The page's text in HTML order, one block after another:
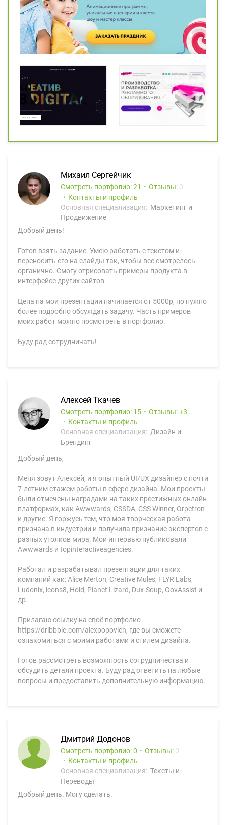
Михаил Сергейчик
Смотреть портфолио: 21 Отзывы: 0
Контакты и профиль
Основная специализация: Маркетинг и
Продвижение
Добрый день!
Готов взять задание. Умею работать с текстом и
переносить его на слайды так, чтобы все смотрелось
органично. Смогу отрисовать примеры продукта в
интерфейсе других сайтов.
Цена на мои презентации начинается от 5000р, но нужно
более подробно обсуждать задачу. Часть примеров
моих работ можно посмотреть в портфолио.
Буду рад сотрудничать!
Алексей Ткачев
Смотреть портфолио: 15 Отзывы:
3
Контакты и профиль
Основная специализация: Дизайн и
Брендинг
Добрый день,
Меня зовут Алексей, и я опытный UI/UX дизайнер с почти
7-летним стажем работы в сфере дизайна. Мои проекты
были отмечены наградами на таких престижных онлайн
платформах, как Awwwards, CSSDA, CSS Winner, Orpetron
и другие. Я горжусь тем, что моя творческая работа
признана в индустрии и получила признание экспертов с
разных уголков мира. Мои интервью публиковали
Awwwards и topinteractiveagencies.
Работал и разрабатывал презентации для таких
компаний как: Alice Merton, Creative Mules, FLYR Labs,
Ludonix, icons8, Hold, Planet Lizard, Dux-Soup, GovAssist и
др.
Прилагаю ссылку на своё портфолио -
https://dribbble.com/alexpopovich, где вы сможете
ознакомиться с моими работами и стилем дизайна.
Готов рассмотреть возможность сотрудничества и
обсудить детали проекта. Буду рад ответить на любые
вопросы и предоставить дополнительную информацию.
Дмитрий Додонов
Смотреть портфолио: 0 Отзывы: 0
Контакты и профиль
Основная специализация: Тексты и
Переводы
Добрый день. Могу сделать.